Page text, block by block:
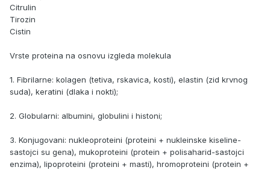
Citrulin
Tirozin
Cistin
Vrste proteina na osnovu izgleda molekula
1. Fibrilarne: kolagen (tetiva, rskavica, kosti), elastin (zid krvnog
suda), keratini (dlaka i nokti);
2. Globularni: albumini, globulini i histoni;
3. Konjugovani: nukleoproteini (proteini + nukleinske kiseline-
sastojci su gena), mukoproteini (protein + polisaharid-sastojci
enzima), lipoproteini (proteini + masti), hromoproteini (protein +